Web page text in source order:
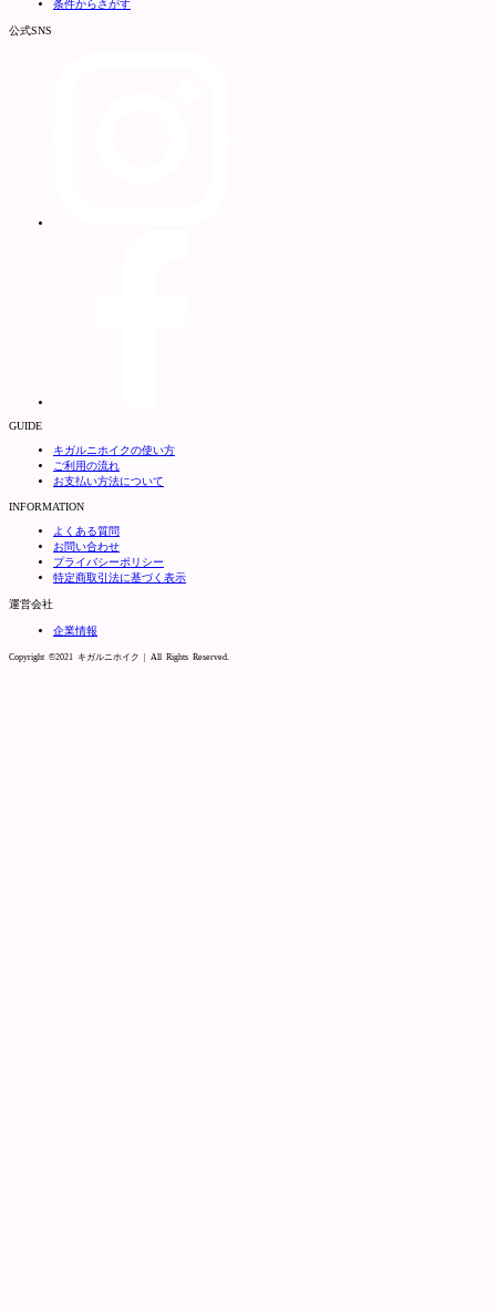
条件からさがす
公式SNS
GUIDE
キガルニホイクの使い方
ご利用の流れ
お支払い方法について
INFORMATION
よくある質問
お問い合わせ
プライバシーポリシー
特定商取引法に基づく表示
運営会社
企業情報
Copyright ©2021 キガルニホイク | All Rights Reserved.